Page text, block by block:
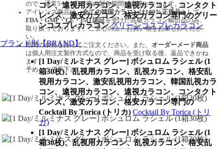
コン、遠視用カラコン、遠視カラコン、コンタクト
レンズ、激安カラコン、格安カラコン専門のグリー
ンコスプレカラコン グリーンコスプレカラコン
ブランド別【BRAND】
[1 Day/ミルミナス グレー] ボシュロム ラシェル (1
箱30枚)、乱視用カラコン、乱視カラコン、格安乱
視用カラコン、激安乱視用カラコン、韓国乱視カラ
コン、遠視用カラコン、遠視カラコン、コンタクト
レンズ、激安カラコン、格安カラコン専門の
Cocktail By Torica (トリカ) Cocktail By Torica (トリ
カ)
[1 Day/ミルミナス グレー] ボシュロム ラシェル (1
箱30枚)、乱視用カラコン、乱視カラコン、格安乱
ので、通常5〜15日程度の製作期間が必要となります。）
アイレンズ商品は、全ての韓国カラコンは100%正規品として、
FDA・GMP・CE・ISO 認証を受けた高級カラコン輸出品のみ、
取り扱っております。ご安心の上、お買い物をお楽しみくださ
い。
期間の余裕を持ってご注文ください。また、 オーダーメード商品
は個人用注文製作方式なので、商品を受け取る後、返品できかね
ます。
予め、ご了承下さいませ。